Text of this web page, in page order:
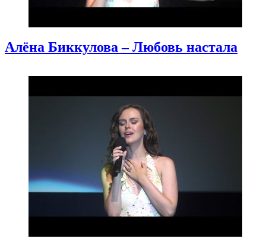
Алёна Биккулова – Любовь настала